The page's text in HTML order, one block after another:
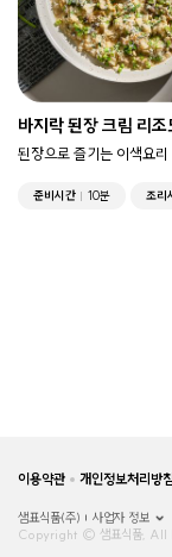
바지락 된장 크림 리조
된장으로 즐기는 이색요리
준비시간 10분 조리
이용약관 개인정보처리방침
샘표식품(주)
사업자 정보
Copyright © 샘표식품, All